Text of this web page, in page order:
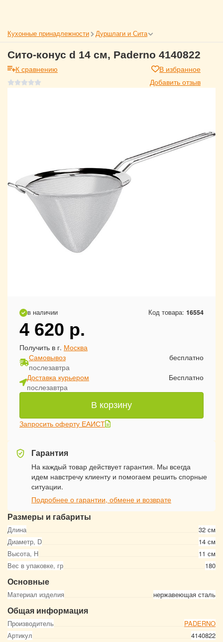
Кухонные принадлежности Дуршлаги и Сита
Сито-конус d 14 см, Paderno 4140822
К сравнению
В избранное
Добавить отзыв
Размеры и габариты
Длина
32 см
Диаметр, D
14 см
Высота, Н
11 см
Вес в упаковке, гр
180
Основные
Материал изделия нержавеющая сталь
Общая информация
Производитель
PADERNO
Артикул
4140822
в наличии Код товара: 16554
4 620 р.
Получить в г. Москва
Самовывоз
послезавтра
бесплатно
Доставка курьером
послезавтра
Бесплатно
В корзину
Запросить оферту ЕАИСТ
Гарантия
На каждый товар действует гарантия. Мы всегда
идем навстречу клиенту и помогаем решить спорные
ситуации.
Подробнее о гарантии, обмене и возврате